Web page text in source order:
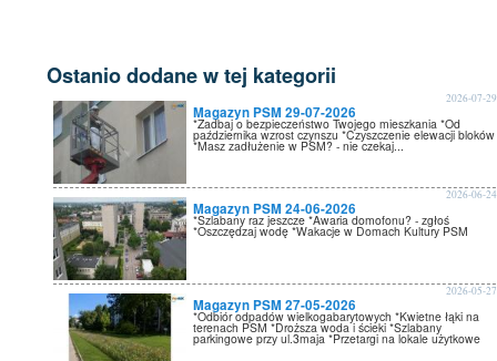
Ostanio dodane w tej kategorii
Magazyn PSM 29-07-2026
2026-07-29
*Zadbaj o bezpieczeństwo Twojego mieszkania *Od
października wzrost czynszu *Czyszczenie elewacji bloków
*Masz zadłużenie w PSM? - nie czekaj...
Magazyn PSM 24-06-2026
2026-06-24
*Szlabany raz jeszcze *Awaria domofonu? - zgłoś
*Oszczędzaj wodę *Wakacje w Domach Kultury PSM
Magazyn PSM 27-05-2026
2026-05-27
*Odbiór odpadów wielkogabarytowych *Kwietne łąki na
terenach PSM *Droższa woda i ścieki *Szlabany
parkingowe przy ul.3maja *Przetargi na lokale użytkowe